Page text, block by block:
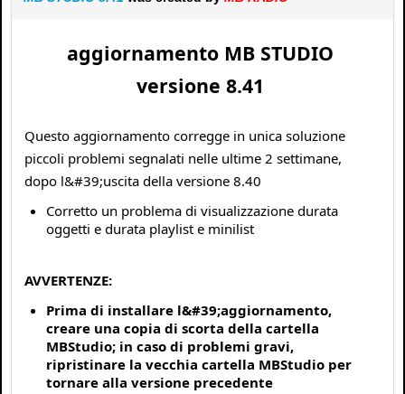
aggiornamento MB STUDIO
versione 8.41
Questo aggiornamento corregge in unica soluzione
piccoli problemi segnalati nelle ultime 2 settimane,
dopo l&#39;uscita della versione 8.40
Corretto un problema di visualizzazione durata
oggetti e durata playlist e minilist
AVVERTENZE:
Prima di installare l&#39;aggiornamento,
creare una copia di scorta della cartella
MBStudio; in caso di problemi gravi,
ripristinare la vecchia cartella MBStudio per
tornare alla versione precedente